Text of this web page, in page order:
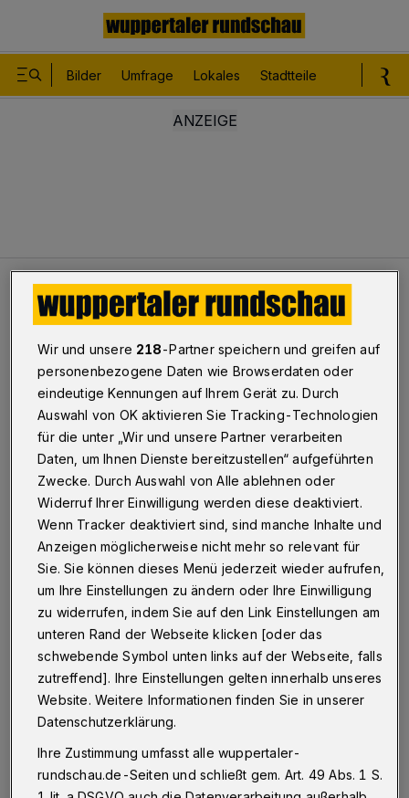
Bilder Umfrage Lokales Stadtteile
Leser Einen Schalter öffnen!
Leser
Einen Schalter öffnen!
18.01.2019 , 11:27 Uhr Eine Minute Lesezeit
A uch im digitalen Zeitalter muss es für
speziell ältere Menschen möglich sein,
im Einwohnermeldeamt durch persönliches
Erscheinen einen Termin für Personalausweis
oder andere Dokumente zu bekommen.
Wir und unsere 218-Partner speichern und greifen auf
personenbezogene Daten wie Browserdaten oder
eindeutige Kennungen auf Ihrem Gerät zu. Durch
Auswahl von OK aktivieren Sie Tracking-Technologien
für die unter „Wir und unsere Partner verarbeiten
Daten, um Ihnen Dienste bereitzustellen“ aufgeführten
Zwecke. Durch Auswahl von Alle ablehnen oder
Widerruf Ihrer Einwilligung werden diese deaktiviert.
Wenn Tracker deaktiviert sind, sind manche Inhalte und
Anzeigen möglicherweise nicht mehr so relevant für
Sie. Sie können dieses Menü jederzeit wieder aufrufen,
um Ihre Einstellungen zu ändern oder Ihre Einwilligung
zu widerrufen, indem Sie auf den Link Einstellungen am
unteren Rand der Webseite klicken [oder das
schwebende Symbol unten links auf der Webseite, falls
zutreffend]. Ihre Einstellungen gelten innerhalb unseres
Website. Weitere Informationen finden Sie in unserer
Datenschutzerklärung.
Ihre Zustimmung umfasst alle wuppertaler-
rundschau.de-Seiten und schließt gem. Art. 49 Abs. 1 S.